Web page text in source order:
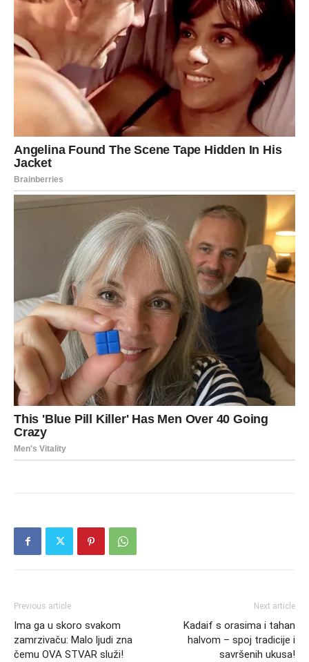
Previous article
Ima ga u skoro svakom
zamrzivaču: Malo ljudi zna
čemu OVA STVAR služi!
Next article
Kadaif s orasima i tahan
halvom – spoj tradicije i
savršenih ukusa!